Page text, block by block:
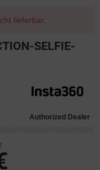
lieferbar.
SELFIE-
Authorized Dealer